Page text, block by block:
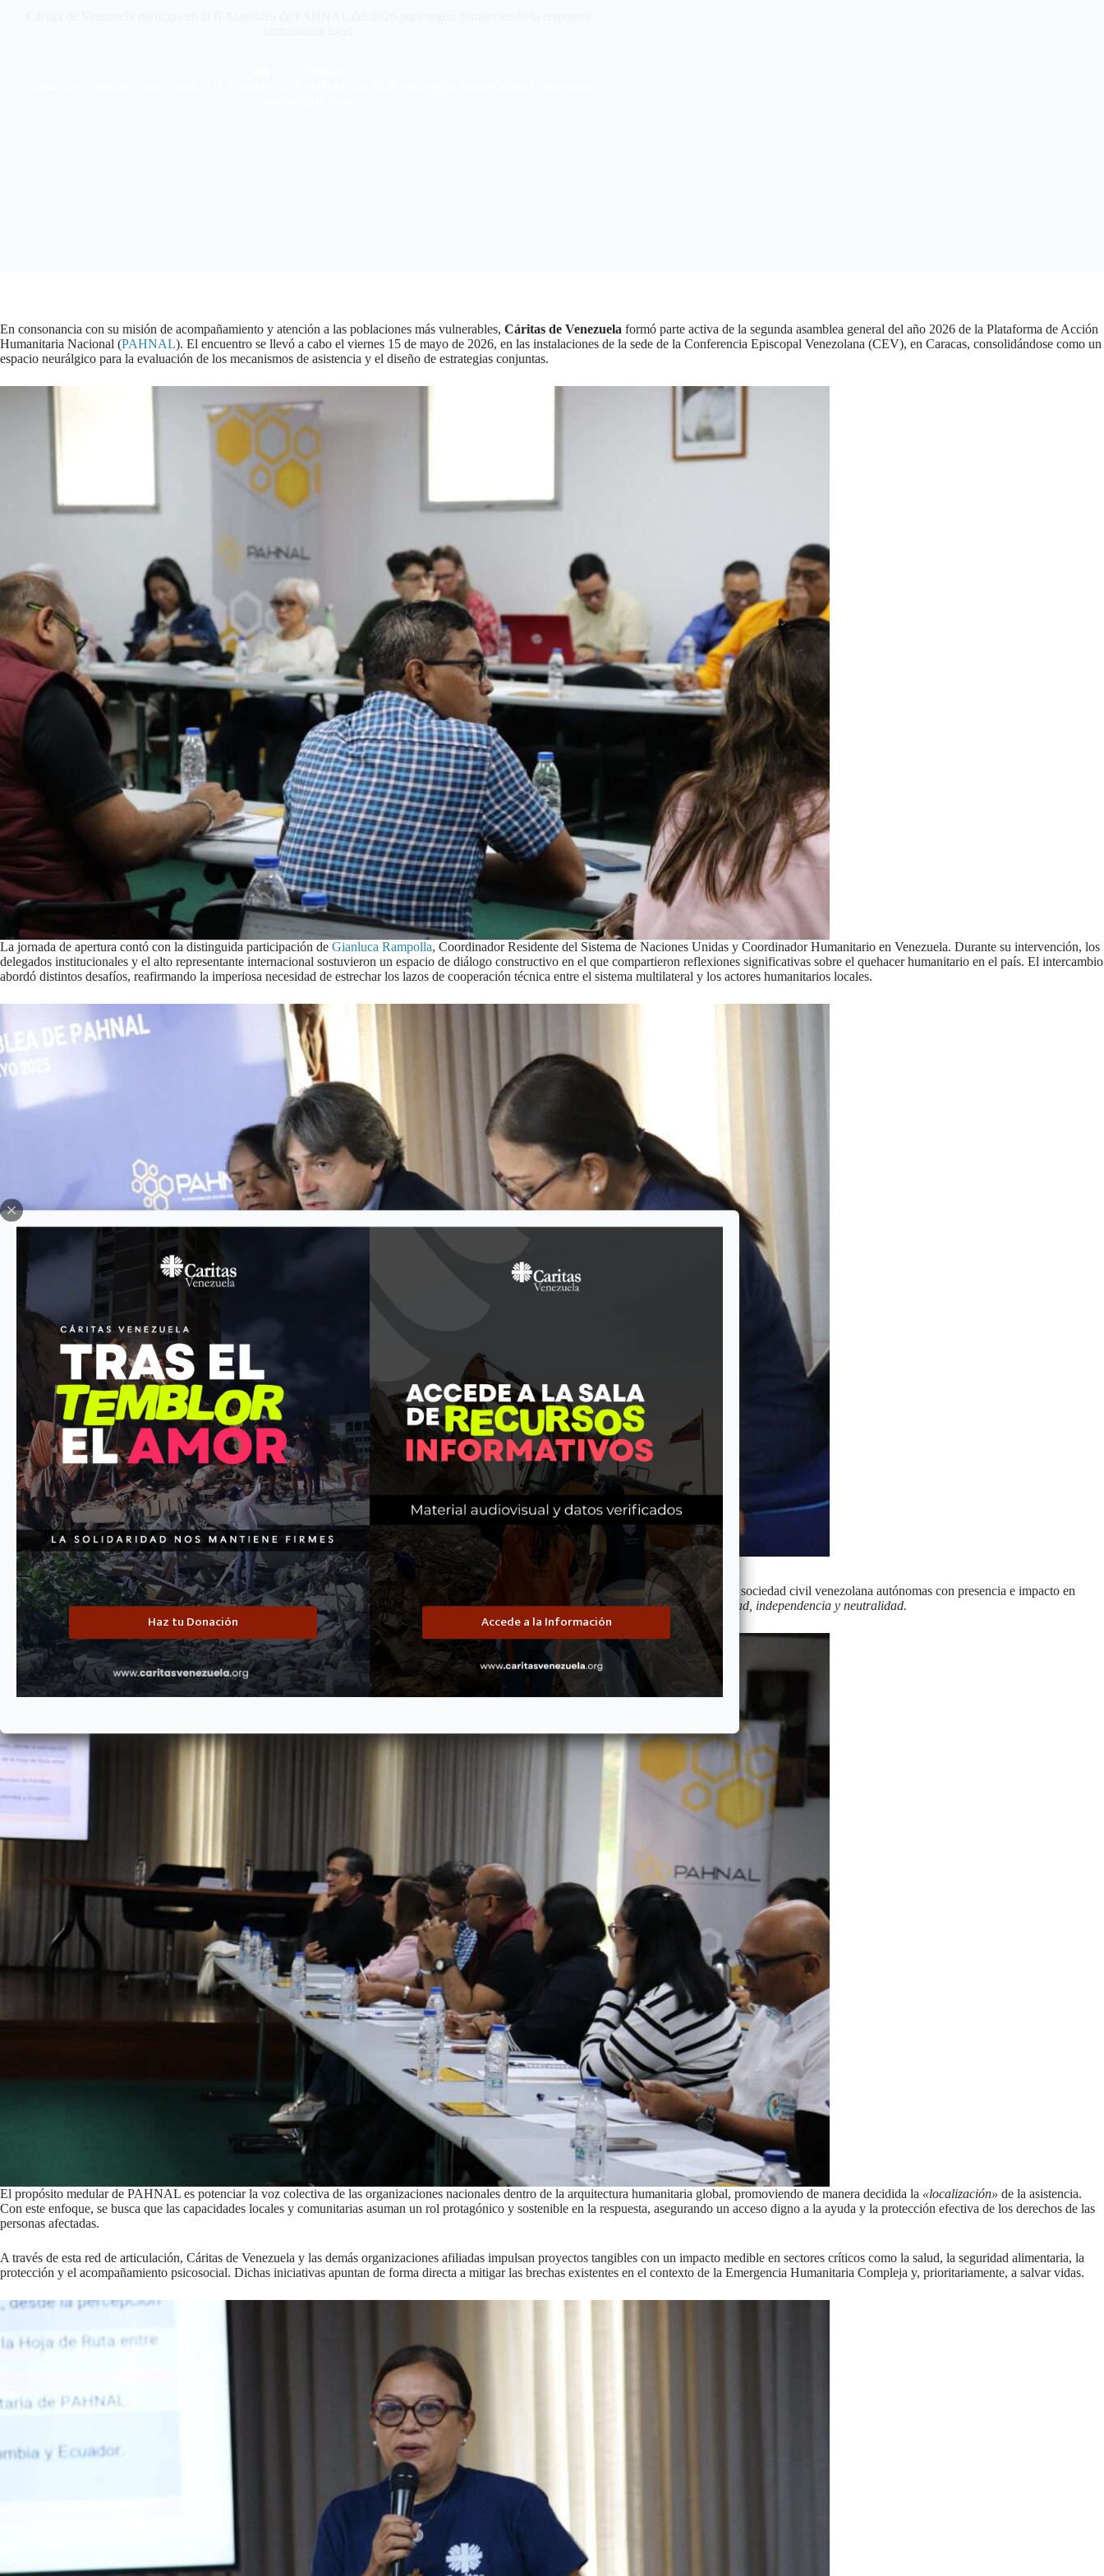
Haz tu Donación Accede a la Información
En consonancia con su misión de acompañamiento y atención a las poblaciones más vulnerables, Cáritas de Venezuela formó parte activa de la segunda asamblea general del año 2026 de la Plataforma de Acción
Humanitaria Nacional (PAHNAL). El encuentro se llevó a cabo el viernes 15 de mayo de 2026, en las instalaciones de la sede de la Conferencia Episcopal Venezolana (CEV), en Caracas, consolidándose como un
espacio neurálgico para la evaluación de los mecanismos de asistencia y el diseño de estrategias conjuntas.
La jornada de apertura contó con la distinguida participación de Gianluca Rampolla, Coordinador Residente del Sistema de Naciones Unidas y Coordinador Humanitario en Venezuela. Durante su intervención, los
delegados institucionales y el alto representante internacional sostuvieron un espacio de diálogo constructivo en el que compartieron reflexiones significativas sobre el quehacer humanitario en el país. El intercambio
abordó distintos desafíos, reafirmando la imperiosa necesidad de estrechar los lazos de cooperación técnica entre el sistema multilateral y los actores humanitarios locales.
Articulación en favor de la «localización» de la ayuda
La Plataforma de Acción Humanitaria Nacional (PAHNAL) es un espacio fundamental de articulación que congrega a 50 organizaciones de la sociedad civil venezolana autónomas con presencia e impacto en
todos los estados del país. El accionar de la plataforma está rigurosamente guiado por los principios internacionales dehumanidad, imparcialidad, independencia y neutralidad.
El propósito medular de PAHNAL es potenciar la voz colectiva de las organizaciones nacionales dentro de la arquitectura humanitaria global, promoviendo de manera decidida la «localización» de la asistencia.
Con este enfoque, se busca que las capacidades locales y comunitarias asuman un rol protagónico y sostenible en la respuesta, asegurando un acceso digno a la ayuda y la protección efectiva de los derechos de las
personas afectadas.
A través de esta red de articulación, Cáritas de Venezuela y las demás organizaciones afiliadas impulsan proyectos tangibles con un impacto medible en sectores críticos como la salud, la seguridad alimentaria, la
protección y el acompañamiento psicosocial. Dichas iniciativas apuntan de forma directa a mitigar las brechas existentes en el contexto de la Emergencia Humanitaria Compleja y, prioritariamente, a salvar vidas.